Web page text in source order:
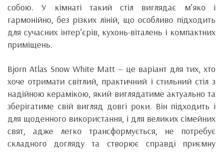
собою. У кімнаті такий стіл виглядає м’яко і
гармонійно, без різких ліній, що особливо підходить
для сучасних інтер’єрів, кухонь-віталень і компактних
приміщень.
Bjorn Atlas Snow White Matt — це варіант для тих, хто
хоче отримати світлий, практичний і стильний стіл з
надійною керамікою, який виглядатиме актуально та
зберігатиме свій вигляд довгі роки. Він підходить і
для щоденного використання, і для великих сімейних
свят, адже легко трансформується, не потребує
складного догляду та створює справді приємну